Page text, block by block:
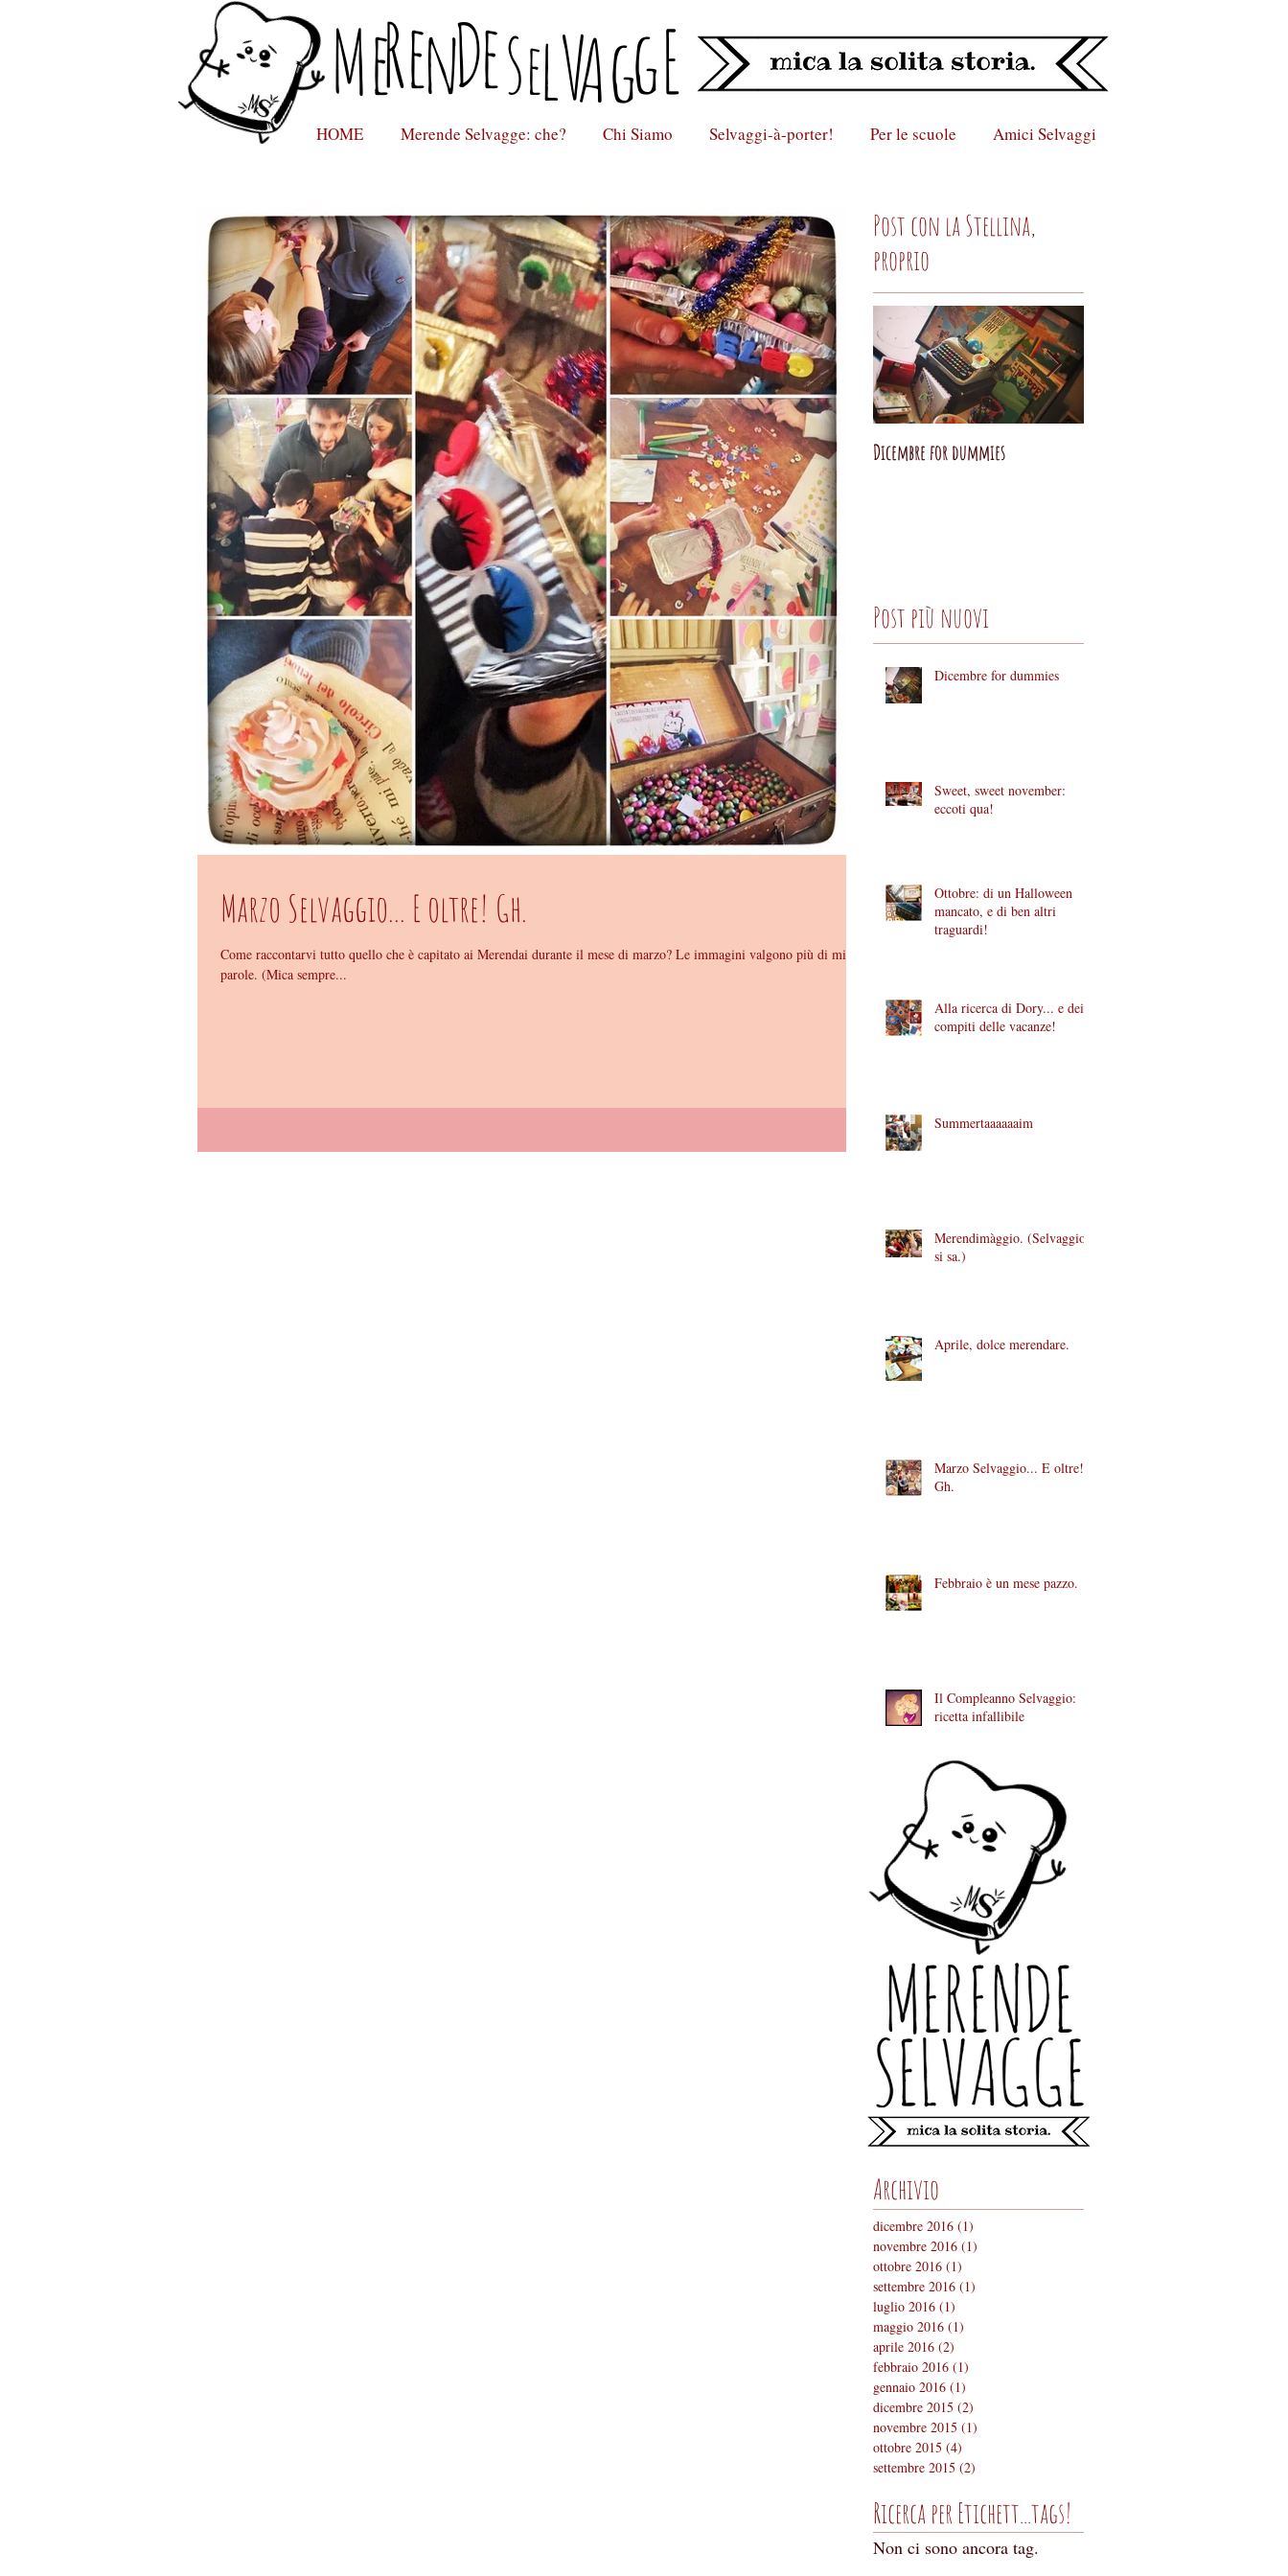
Me
HOME Merende Selvagge: che? Chi Siamo Selvaggi-à-porter! Per le scuole Amici Selvaggi
RenDeselVAggE
Non ci sono ancora tag.
Marzo Selvaggio... E oltre! Gh.
Come raccontarvi tutto quello che è capitato ai Merendai durante il mese di marzo? Le immagini valgono più di mille
parole. (Mica sempre...
Dicembre for dummies
Sweet, sweet november:
eccoti qua!
Ottobre: di un Halloween
mancato, e di ben altri
traguardi!
Alla ricerca di Dory... e dei
compiti delle vacanze!
Summertaaaaaaim
Merendimàggio. (Selvaggio,
si sa.)
Aprile, dolce merendare.
Marzo Selvaggio... E oltre!
Gh.
Febbraio è un mese pazzo.
Il Compleanno Selvaggio:
ricetta infallibile
Post più nuovi
Ricerca per Etichett...tags!
Post con la Stellina,
proprio
Dicembre for dummies
Archivio
dicembre 2016 (1)
novembre 2016 (1)
ottobre 2016 (1)
settembre 2016 (1)
luglio 2016 (1)
maggio 2016 (1)
aprile 2016 (2)
febbraio 2016 (1)
gennaio 2016 (1)
dicembre 2015 (2)
novembre 2015 (1)
ottobre 2015 (4)
settembre 2015 (2)